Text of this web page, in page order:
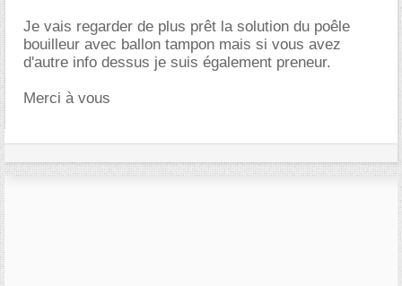
Je vais regarder de plus prêt la solution du poêle
bouilleur avec ballon tampon mais si vous avez
d'autre info dessus je suis également preneur.
Merci à vous